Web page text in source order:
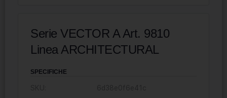
Serie VECTOR A Art. 9810
Linea ARCHITECTURAL
SPECIFICHE